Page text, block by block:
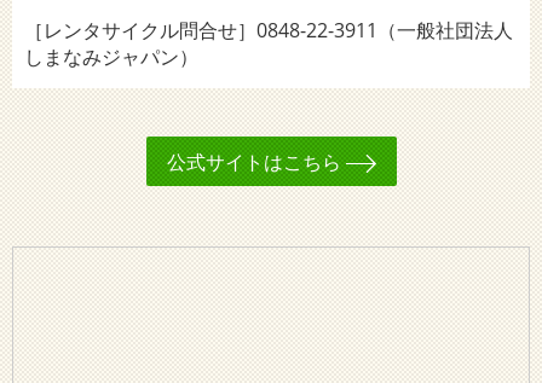
［レンタサイクル問合せ］0848-22-3911（一般社団法人
しまなみジャパン）
公式サイトはこちら